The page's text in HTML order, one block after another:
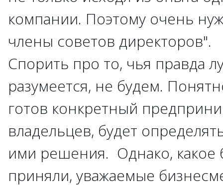
компании. Поэтому очень
члены советов директоров".
Спорить про то, чья правда
разумеется, не будем.
готов конкретный
владельцев, будет
ими решения. Однако,
приняли, уважаемые